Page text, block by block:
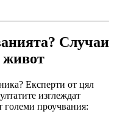
Случаи
живот
Експерти от цял
изглеждат
големи проучвания: